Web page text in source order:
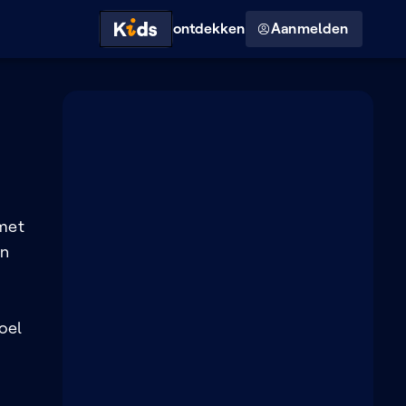
Hoog contrast modus
ontdekken Aanmelden